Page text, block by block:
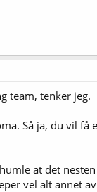
team, tenker jeg.
Så ja, du vil få
at det
vel alt annet